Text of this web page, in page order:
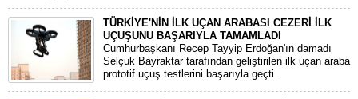
TÜRKİYE'NİN İLK UÇAN ARABASI CEZERİ İLK
UÇUŞUNU BAŞARIYLA TAMAMLADI
Cumhurbaşkanı Recep Tayyip Erdoğan'ın damadı
Selçuk Bayraktar tarafından geliştirilen ilk uçan araba
prototif uçuş testlerini başarıyla geçti.